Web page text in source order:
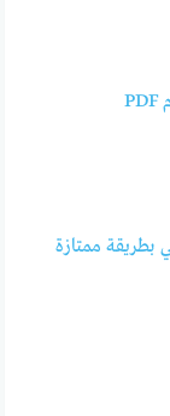
بطريقة ممتازة